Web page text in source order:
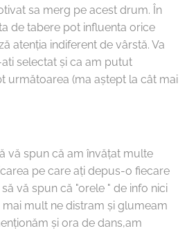
sa merg pe acest drum. În
de tabere pot influenta orice
atenția indiferent de vârstă. Va
selectat și ca am putut
următoarea (ma aștept la cât mai
vă spun că am învățat multe
pe care ați depus-o fiecare
vă spun că "orele " de info nici
mult ne distram și glumeam
și ora de dans,am